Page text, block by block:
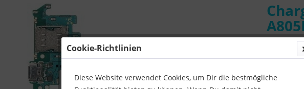
Cookie-Richtlinien
Diese Website verwendet Cookies, um Dir die bestmögliche